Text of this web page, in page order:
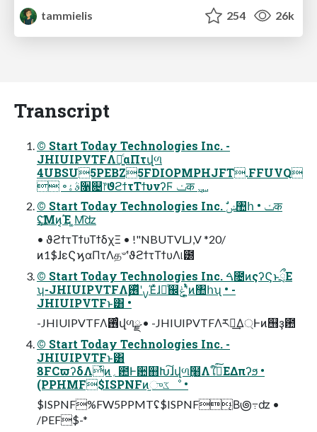
tammielis
254 26k
Transcript
© Start Today Technologies Inc. -
JHIUIPVTFΛ༻͍ͨαΠτվળ
4UBSU5PEBZ5FDIOPMPHJFT.FFUVQ
© Start Today Technologies Inc. ࣗݾ঺հ • ݖक
݈࢚ʢ͝Μͷ͔Έ ͚Μ͡ʣ
• ϑϩϯτΤϯυΤϯδχΞ • !"NBUTVLJ,V *20/
ͷ1$ɺεϚϗαΠτΛத৺ʹϑϩϯτΤϯυΛ୲౰
© Start Today Technologies Inc. ࠓ೔ͷςʔϚͱྲྀΕ
ʮ-JHIUIPVTFΛ࣮ࡍʹ࢖ͬͯΈͯɺಘͨ஌ݟʹ͍ͭͯͷ঺հʯ • -
JHIUIPVTFͱ͸ •
-JHIUIPVTFΛ࢖ͬͨվળྫ • -JHIUIPVTFΛར༻͢Δ্Ͱͷ஫ҙ఺
© Start Today Technologies Inc. -
JHIUIPVTFͱ͸
8FCϖʔδΛͭͷ؍఺Ͱ਺஋Խ͠ɺվળ߲໨Λใࠂͯ͘͠ΕΔπʔϧ •
(PPHMF$ISPNFͷ֦ுػೳ •
$ISPNF%FW5PPMTʢ$ISPNF͔Β౷߹ʣ •
/PEF$-*